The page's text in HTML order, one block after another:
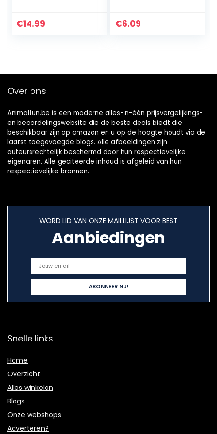
verstelbaar vest
€14.99
hagedis harnas
€6.09
Over ons
Animalfun.be is een moderne alles-in-één prijsvergelijkings-
en beoordelingswebsite die de beste deals biedt die
beschikbaar zijn op amazon en u op de hoogte houdt via de
laatst toegevoegde blogs. Alle afbeeldingen zijn
auteursrechtelijk beschermd door hun respectievelijke
eigenaren. Alle geciteerde inhoud is afgeleid van hun
respectievelijke bronnen.
WORD LID VAN ONZE MAILLIJST VOOR BEST
Aanbiedingen
Snelle links
Home
Overzicht
Alles winkelen
Blogs
Onze webshops
Adverteren?